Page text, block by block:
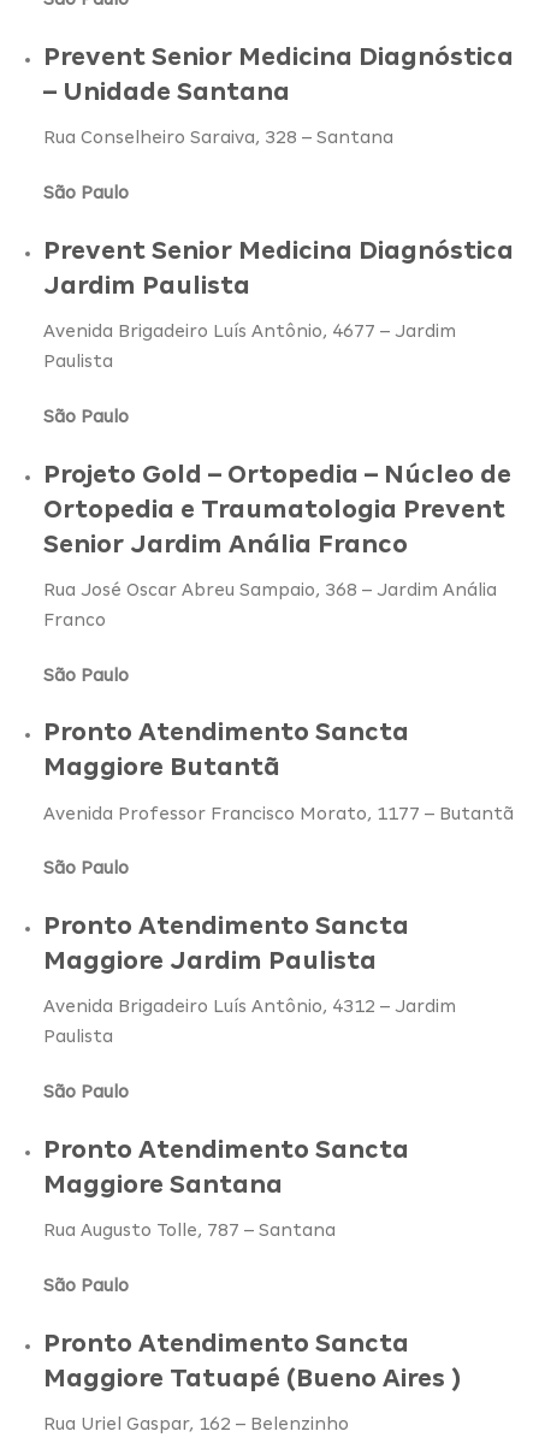
Prevent Senior Medicina Diagnóstica
– Unidade Santana
Rua Conselheiro Saraiva, 328 – Santana
São Paulo
Prevent Senior Medicina Diagnóstica
Jardim Paulista
Avenida Brigadeiro Luís Antônio, 4677 – Jardim
Paulista
São Paulo
Projeto Gold – Ortopedia – Núcleo de
Ortopedia e Traumatologia Prevent
Senior Jardim Anália Franco
Rua José Oscar Abreu Sampaio, 368 – Jardim Anália
Franco
São Paulo
Pronto Atendimento Sancta
Maggiore Butantã
Avenida Professor Francisco Morato, 1177 – Butantã
São Paulo
Pronto Atendimento Sancta
Maggiore Jardim Paulista
Avenida Brigadeiro Luís Antônio, 4312 – Jardim
Paulista
São Paulo
Pronto Atendimento Sancta
Maggiore Santana
Rua Augusto Tolle, 787 – Santana
São Paulo
Pronto Atendimento Sancta
Maggiore Tatuapé (Bueno Aires )
Rua Uriel Gaspar, 162 – Belenzinho